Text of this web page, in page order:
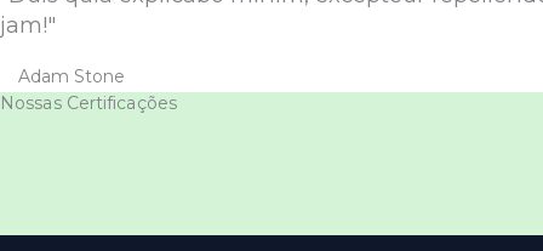
jam!"
Adam Stone
Nossas Certificações